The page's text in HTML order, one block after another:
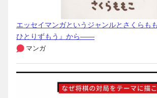
エッセイマンガというジャンルとさくら
ひとりずもう』から――
マンガ